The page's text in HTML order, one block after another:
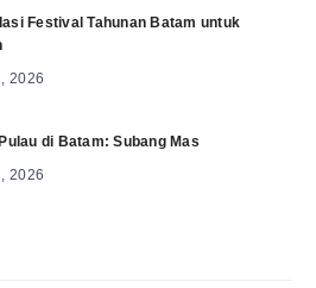
Festival Tahunan Batam untuk
2026
di Batam: Subang Mas
2026